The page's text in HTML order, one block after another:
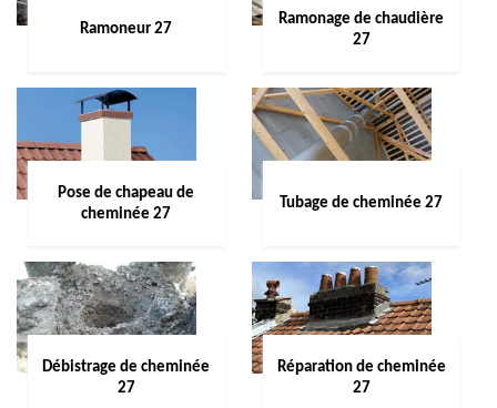
Ramoneur 27
Ramonage de chaudière
27
Pose de chapeau de
cheminée 27
Tubage de cheminée 27
Débistrage de cheminée
27
Réparation de cheminée
27